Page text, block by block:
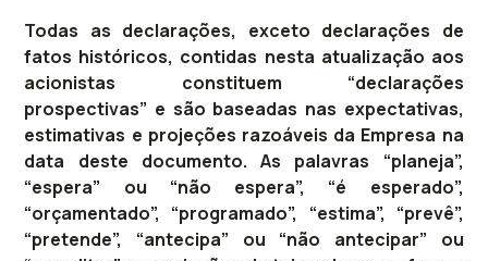
Todas as declarações, exceto declarações de
fatos históricos, contidas nesta atualização aos
acionistas constituem “declarações
prospectivas” e são baseadas nas expectativas,
estimativas e projeções razoáveis da Empresa na
data deste documento. As palavras “planeja”,
“espera” ou “não espera”, “é esperado”,
“orçamentado”, “programado”, “estima”, “prevê”,
“pretende”, “antecipa” ou “não antecipar” ou